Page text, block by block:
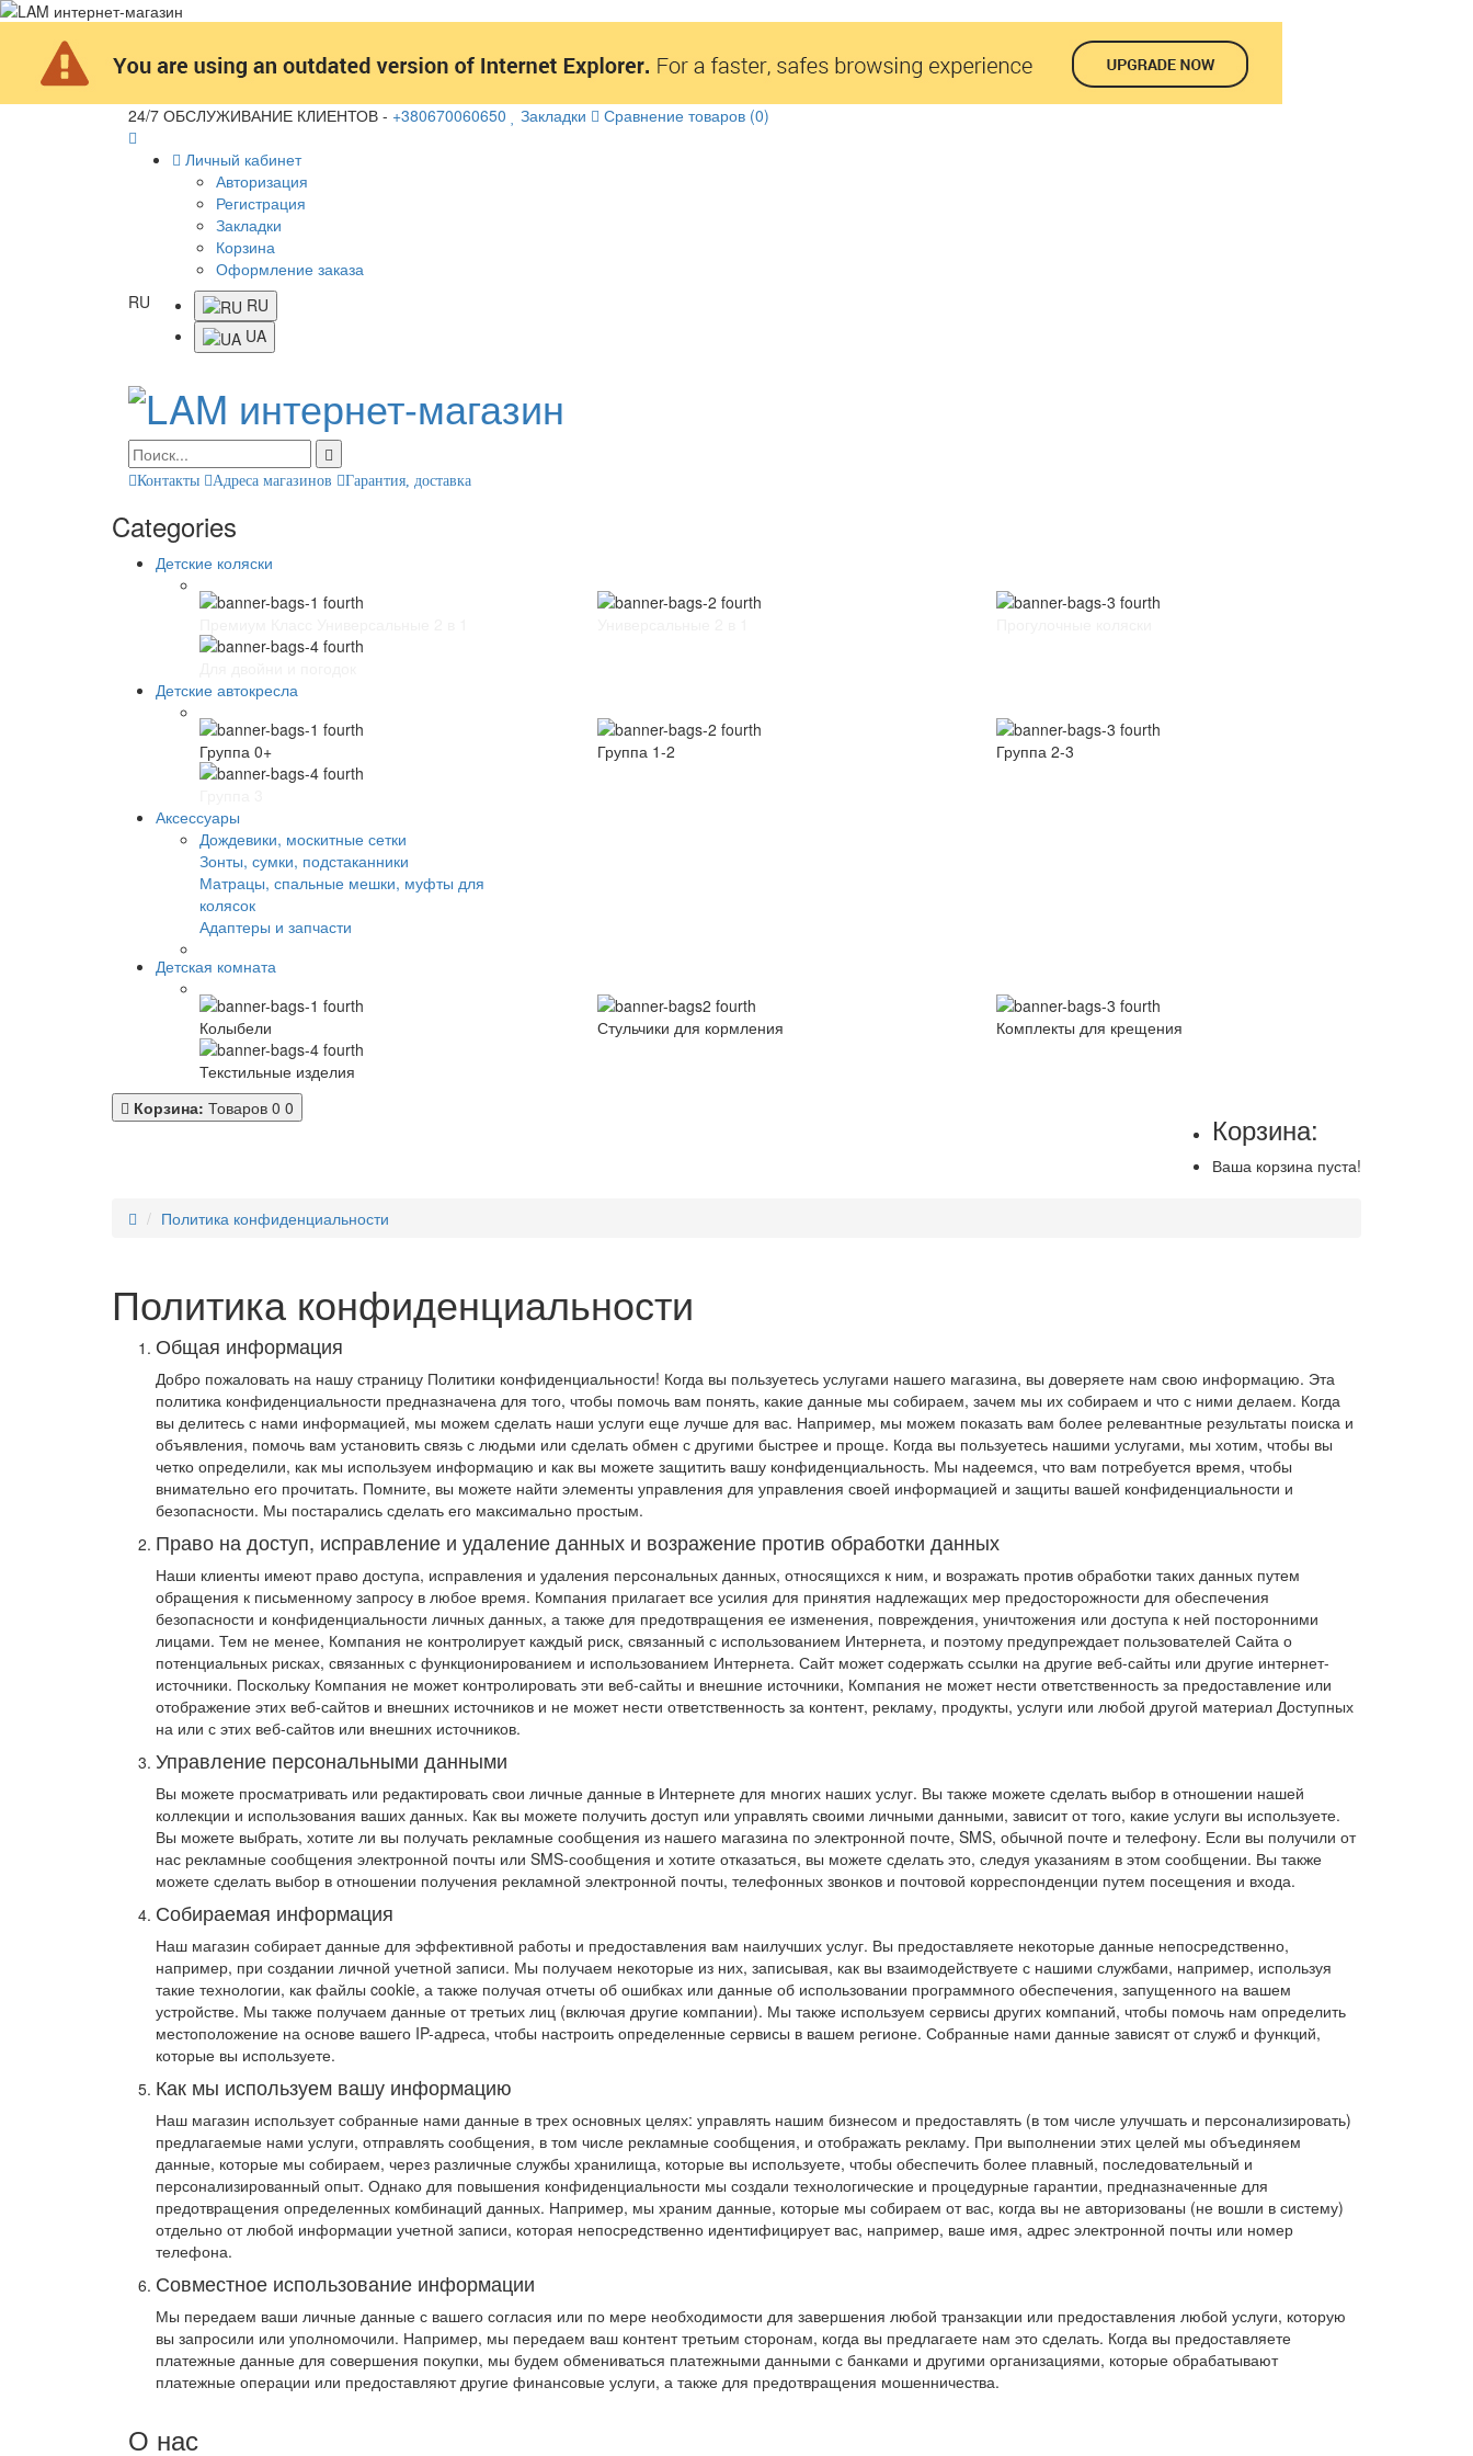
24/7 ОБСЛУЖИВАНИЕ КЛИЕНТОВ - +380670060650 Закладки
Сравнение товаров (0)
Личный кабинет
Авторизация
Регистрация
Закладки
Корзина
Оформление заказа
RU
RU
UA
Контакты Адреса магазинов Гарантия, доставка
Categories
Детские коляски
Детские автокресла
Группа 0+ Группа 1-2
Группа 2-3
Аксессуары
Дождевики, москитные сетки
Зонты, сумки, подстаканники
Матрацы, спальные мешки, муфты для
колясок
Адаптеры и запчасти
Детская комната
Колыбели Стульчики для кормления
Комплекты для крещения
Текстильные изделия
Корзина: Товаров 0 0
Корзина:
Ваша корзина пуста!
Политика конфиденциальности
Политика конфиденциальности
Общая информация
Добро пожаловать на нашу страницу Политики конфиденциальности! Когда вы пользуетесь услугами нашего магазина, вы доверяете нам свою информацию. Эта
политика конфиденциальности предназначена для того, чтобы помочь вам понять, какие данные мы собираем, зачем мы их собираем и что с ними делаем. Когда
вы делитесь с нами информацией, мы можем сделать наши услуги еще лучше для вас. Например, мы можем показать вам более релевантные результаты поиска и
объявления, помочь вам установить связь с людьми или сделать обмен с другими быстрее и проще. Когда вы пользуетесь нашими услугами, мы хотим, чтобы вы
четко определили, как мы используем информацию и как вы можете защитить вашу конфиденциальность. Мы надеемся, что вам потребуется время, чтобы
внимательно его прочитать. Помните, вы можете найти элементы управления для управления своей информацией и защиты вашей конфиденциальности и
безопасности. Мы постарались сделать его максимально простым.
Право на доступ, исправление и удаление данных и возражение против обработки данных
Наши клиенты имеют право доступа, исправления и удаления персональных данных, относящихся к ним, и возражать против обработки таких данных путем
обращения к письменному запросу в любое время. Компания прилагает все усилия для принятия надлежащих мер предосторожности для обеспечения
безопасности и конфиденциальности личных данных, а также для предотвращения ее изменения, повреждения, уничтожения или доступа к ней посторонними
лицами. Тем не менее, Компания не контролирует каждый риск, связанный с использованием Интернета, и поэтому предупреждает пользователей Сайта о
потенциальных рисках, связанных с функционированием и использованием Интернета. Сайт может содержать ссылки на другие веб-сайты или другие интернет-
источники. Поскольку Компания не может контролировать эти веб-сайты и внешние источники, Компания не может нести ответственность за предоставление или
отображение этих веб-сайтов и внешних источников и не может нести ответственность за контент, рекламу, продукты, услуги или любой другой материал Доступных
на или с этих веб-сайтов или внешних источников.
Управление персональными данными
Вы можете просматривать или редактировать свои личные данные в Интернете для многих наших услуг. Вы также можете сделать выбор в отношении нашей
коллекции и использования ваших данных. Как вы можете получить доступ или управлять своими личными данными, зависит от того, какие услуги вы используете.
Вы можете выбрать, хотите ли вы получать рекламные сообщения из нашего магазина по электронной почте, SMS, обычной почте и телефону. Если вы получили от
нас рекламные сообщения электронной почты или SMS-сообщения и хотите отказаться, вы можете сделать это, следуя указаниям в этом сообщении. Вы также
можете сделать выбор в отношении получения рекламной электронной почты, телефонных звонков и почтовой корреспонденции путем посещения и входа.
Собираемая информация
Наш магазин собирает данные для эффективной работы и предоставления вам наилучших услуг. Вы предоставляете некоторые данные непосредственно,
например, при создании личной учетной записи. Мы получаем некоторые из них, записывая, как вы взаимодействуете с нашими службами, например, используя
такие технологии, как файлы cookie, а также получая отчеты об ошибках или данные об использовании программного обеспечения, запущенного на вашем
устройстве. Мы также получаем данные от третьих лиц (включая другие компании). Мы также используем сервисы других компаний, чтобы помочь нам определить
местоположение на основе вашего IP-адреса, чтобы настроить определенные сервисы в вашем регионе. Собранные нами данные зависят от служб и функций,
которые вы используете.
Как мы используем вашу информацию
Наш магазин использует собранные нами данные в трех основных целях: управлять нашим бизнесом и предоставлять (в том числе улучшать и персонализировать)
предлагаемые нами услуги, отправлять сообщения, в том числе рекламные сообщения, и отображать рекламу. При выполнении этих целей мы объединяем
данные, которые мы собираем, через различные службы хранилища, которые вы используете, чтобы обеспечить более плавный, последовательный и
персонализированный опыт. Однако для повышения конфиденциальности мы создали технологические и процедурные гарантии, предназначенные для
предотвращения определенных комбинаций данных. Например, мы храним данные, которые мы собираем от вас, когда вы не авторизованы (не вошли в систему)
отдельно от любой информации учетной записи, которая непосредственно идентифицирует вас, например, ваше имя, адрес электронной почты или номер
телефона.
Совместное использование информации
Мы передаем ваши личные данные с вашего согласия или по мере необходимости для завершения любой транзакции или предоставления любой услуги, которую
вы запросили или уполномочили. Например, мы передаем ваш контент третьим сторонам, когда вы предлагаете нам это сделать. Когда вы предоставляете
платежные данные для совершения покупки, мы будем обмениваться платежными данными с банками и другими организациями, которые обрабатывают
платежные операции или предоставляют другие финансовые услуги, а также для предотвращения мошенничества.
О нас